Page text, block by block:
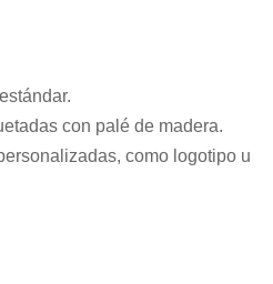
con palé de madera.
como logotipo u